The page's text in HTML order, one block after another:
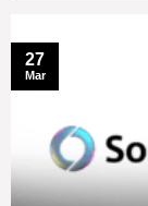
27
Mar